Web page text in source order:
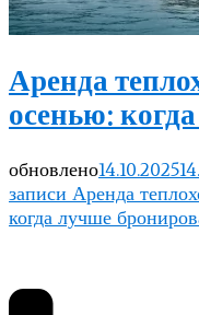
Аренда
осенью:
обновлено14.10.2025
записи Аренда
когда лучше